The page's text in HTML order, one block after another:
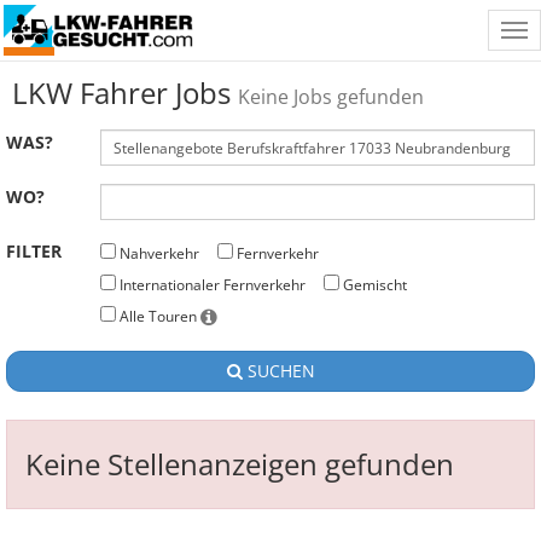
LKW Fahrer Jobs Keine Jobs gefunden
WAS?
WO?
FILTER Nahverkehr
Fernverkehr
Internationaler Fernverkehr
Gemischt
Alle Touren
SUCHEN
Keine Stellenanzeigen gefunden